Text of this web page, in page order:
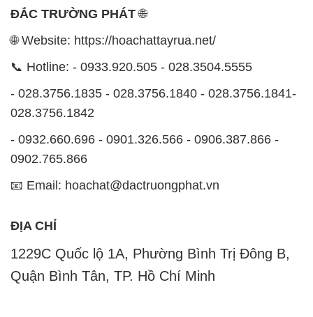
- 028.3756.1835 - 028.3756.1840 - 028.3756.1841-
0902.765.866
📧 Email: hoachat@dactruongphat.vn
ĐỊA CHỈ
1229C Quốc lộ 1A, Phường Bình Trị Đông B,
Quận Bình Tân, TP. Hồ Chí Minh
CÔNG TY XNK TM SX HÓA CHẤT ĐẮC TRƯỜNG
PHÁT